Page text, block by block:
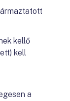
kellő
kell
a